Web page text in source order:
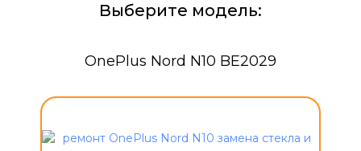
Выберите модель:
OnePlus Nord N10 BE2029